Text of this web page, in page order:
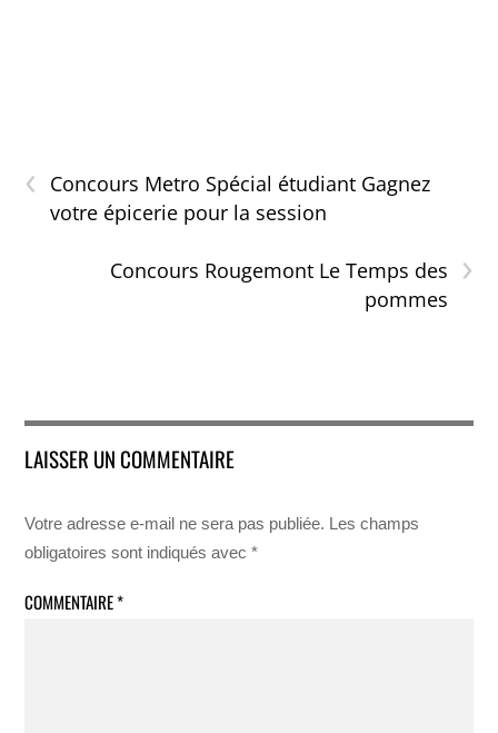
‹
Concours Metro Spécial étudiant Gagnez
votre épicerie pour la session
›
Concours Rougemont Le Temps des
pommes
LAISSER UN COMMENTAIRE
Votre adresse e-mail ne sera pas publiée. Les champs
obligatoires sont indiqués avec*
COMMENTAIRE*